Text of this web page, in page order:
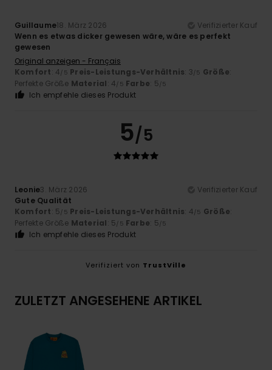
Guillaume18. März 2026
Verifizierter Kauf
Wenn es etwas dicker gewesen wäre, wäre es perfekt
gewesen
Original anzeigen - Français
Komfort: 4/5 Preis-Leistungs-Verhältnis: 3/5 Größe:
Perfekte Größe Material: 4/5 Farbe: 5/5
Ich empfehle dieses Produkt
5/5
Leonie3. März 2026
Verifizierter Kauf
Gute Qualität
Komfort: 5/5 Preis-Leistungs-Verhältnis: 4/5 Größe:
Perfekte Größe Material: 5/5 Farbe: 5/5
Ich empfehle dieses Produkt
Verifiziert von TrustVille
ZULETZT ANGESEHENE ARTIKEL